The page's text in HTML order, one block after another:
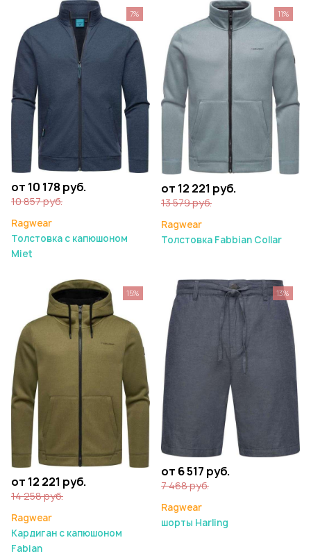
от 10 178 руб.
10 857 руб.
Ragwear
Толстовка с капюшоном
Miet
7%
от 12 221 руб.
13 579 руб.
Ragwear
Толстовка Fabbian Collar
11%
от 12 221 руб.
14 258 руб.
Ragwear
Кардиган с капюшоном
Fabian
15%
от 6 517 руб.
7 468 руб.
Ragwear
шорты Harling
13%